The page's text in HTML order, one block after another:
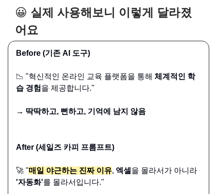
😀 실제 사용해보니 이렇게 달라졌
어요
Before (기존 AI 도구)
📉 "혁신적인 온라인 교육 플랫폼을 통해 체계적인 학
습 경험 을 제공합니다."
→ 딱딱하고, 뻔하고, 기억에 남지 않음
After (세일즈 카피 프롬프트)
🚀 "매일 야근하는 진짜 이유, 엑셀 을 몰라서가 아니라
'자동화'를 몰라서입니다."